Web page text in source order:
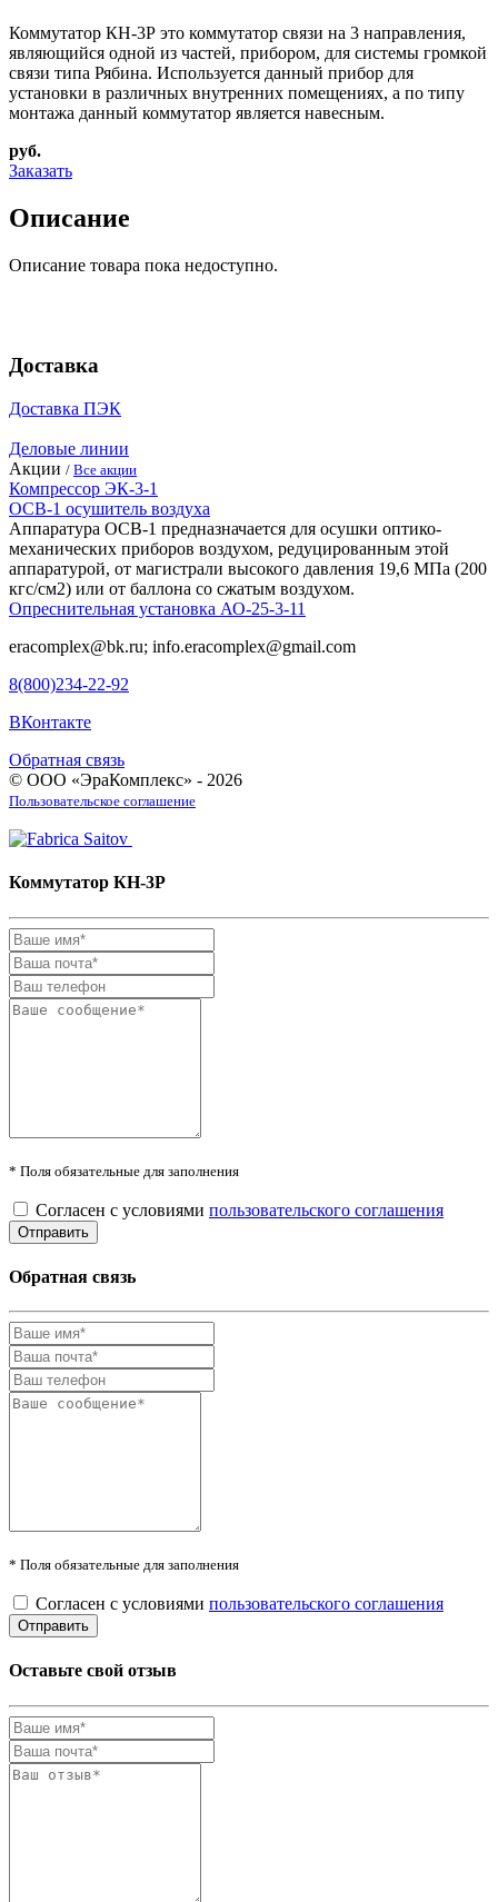
Коммутатор КН-3Р это коммутатор связи на 3 направления,
являющийся одной из частей, прибором, для системы громкой
связи типа Рябина. Используется данный прибор для
установки в различных внутренних помещениях, а по типу
монтажа данный коммутатор является навесным.
руб.
Заказать
Описание
Описание товара пока недоступно.
Доставка
Доставка ПЭК
Деловые линии
Акции / Все акции
Компрессор ЭК-3-1
ОСВ-1 осушитель воздуха
Аппаратура ОСВ-1 предназначается для осушки оптико-
механических приборов воздухом, редуцированным этой
аппаратурой, от магистрали высокого давления 19,6 МПа (200
кгс/см2) или от баллона со сжатым воздухом.
Опреснительная установка АО-25-3-11
eracomplex@bk.ru; info.eracomplex@gmail.com
8(800)234-22-92
ВКонтакте
Обратная связь
© ООО «ЭраКомплекс» - 2026
Пользовательское соглашение
Коммутатор КН-3Р
* Поля обязательные для заполнения
Согласен с условиями пользовательского соглашения
Обратная связь
* Поля обязательные для заполнения
Согласен с условиями пользовательского соглашения
Оставьте свой отзыв